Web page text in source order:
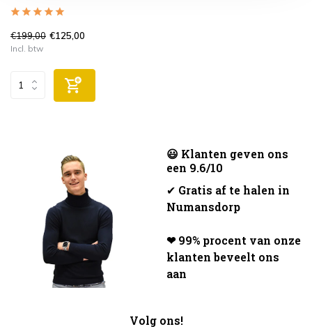
€199,00 €125,00
Incl. btw
😃 Klanten geven ons
een 9.6/10
✔ Gratis af te halen in
Numansdorp
❤ 99% procent van onze
klanten beveelt ons
aan
Volg ons!